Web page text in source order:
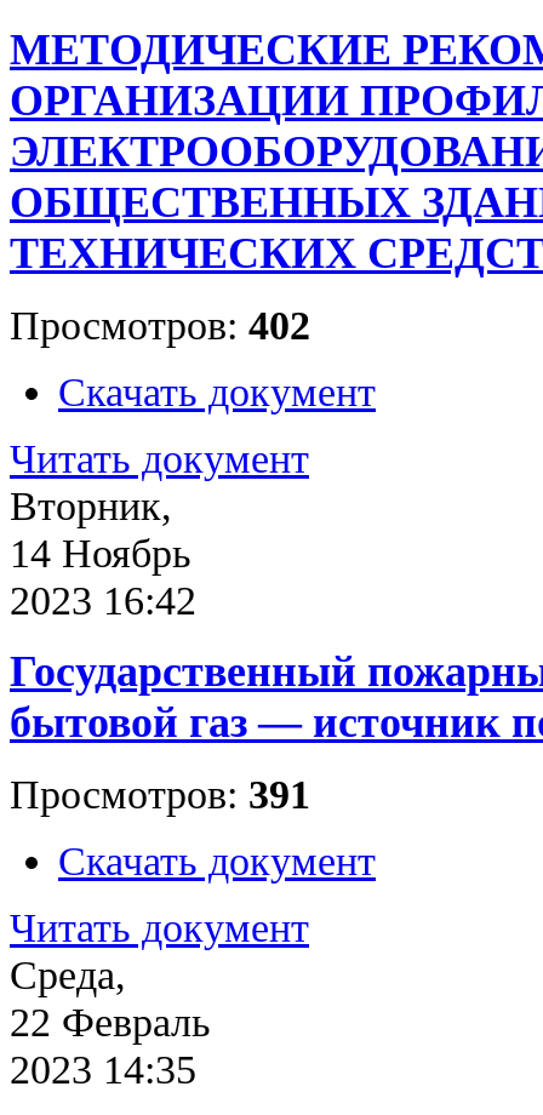
МЕТОДИЧЕСКИЕ
ОРГАНИЗАЦИИ
ОБЩЕСТВЕННЫХ
ТЕХНИЧЕСКИХ
Просмотров: 402
Скачать документ
Читать документ
Вторник,
14 Ноябрь
2023 16:42
Государственный
бытовой газ — источник
Просмотров: 391
Скачать документ
Читать документ
Среда,
22 Февраль
2023 14:35